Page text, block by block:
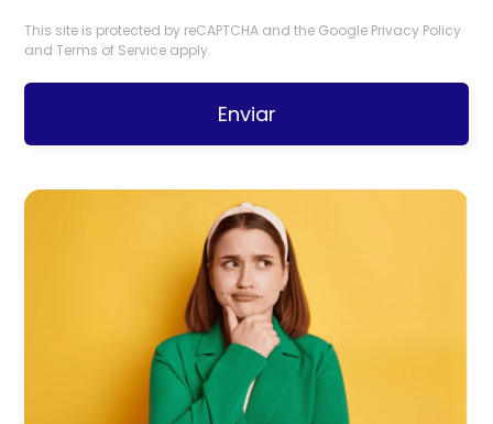
This site is protected by reCAPTCHA and the Google Privacy Policy
andTerms of Service apply.
Enviar